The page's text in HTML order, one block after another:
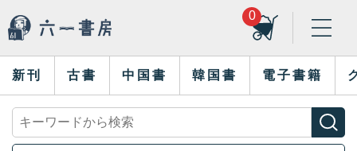
0
新刊 古書 中国書 韓国書 電子書籍